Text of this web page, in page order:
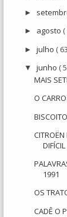
►
► agosto
►julho (
▼junho (
MAIS
O
DIFÍCIL
1991
OS
CADÊ O